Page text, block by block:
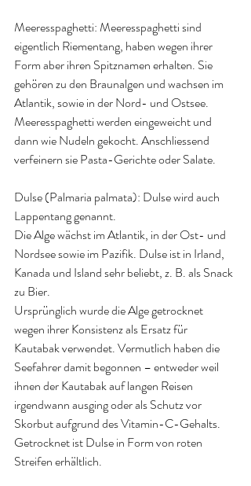
Meeresspaghetti: Meeresspaghetti sind
eigentlich Riementang, haben wegen ihrer
Form aber ihren Spitznamen erhalten. Sie
gehören zu den Braunalgen und wachsen im
Atlantik, sowie in der Nord- und Ostsee.
Meeresspaghetti werden eingeweicht und
dann wie Nudeln gekocht. Anschliessend
verfeinern sie Pasta-Gerichte oder Salate.
Dulse (Palmaria palmata): Dulse wird auch
Lappentang genannt.
Die Alge wächst im Atlantik, in der Ost- und
Nordsee sowie im Pazifik. Dulse ist in Irland,
Kanada und Island sehr beliebt, z. B. als Snack
zu Bier.
Ursprünglich wurde die Alge getrocknet
wegen ihrer Konsistenz als Ersatz für
Kautabak verwendet. Vermutlich haben die
Seefahrer damit begonnen – entweder weil
ihnen der Kautabak auf langen Reisen
irgendwann ausging oder als Schutz vor
Skorbut aufgrund des Vitamin-C-Gehalts.
Getrocknet ist Dulse in Form von roten
Streifen erhältlich.